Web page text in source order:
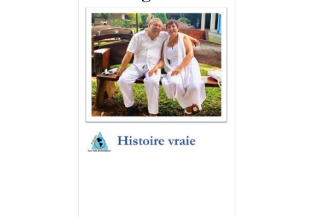
AJOUTER AU PANIER
/
DÉTAILS